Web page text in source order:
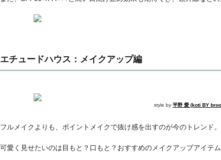
エチュードハウス：メイクアップ編
style by 平野 愛 (koti BY
フルメイクよりも、ポイントメイクで抜け感を出すのが今のトレンド。
可愛く見せたいのは目もと？口もと？おすすめのメイクアップアイテ